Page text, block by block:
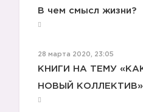
В чем смысл жизни?
28 марта 2020, 23:05
КНИГИ НА ТЕМУ
НОВЫЙ КОЛЛЕКТИВ»